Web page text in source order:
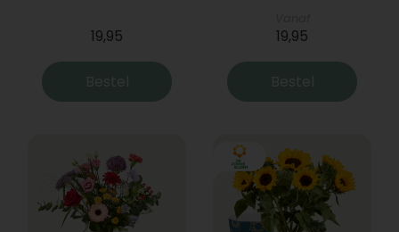
19,95
Bestel
19,95
Bestel